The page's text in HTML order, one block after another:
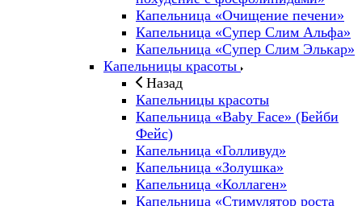
Капельница «Очищение печени»
Капельница «Супер Слим Альфа»
Капельница «Супер Слим Элькар»
Капельницы красоты
Назад
Капельницы красоты
Капельница «Baby Face» (Бейби
Фейс)
Капельница «Голливуд»
Капельница «Золушка»
Капельница «Коллаген»
Капельница «Стимулятор роста